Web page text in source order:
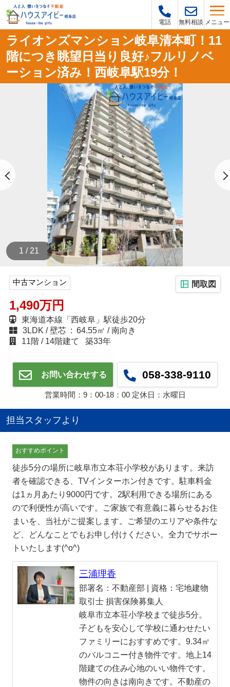
電話 無料相談 メニュー
ライオンズマンション岐阜清本町！11
階につき眺望日当り良好♪フルリノベ
ーション済み！西岐阜駅19分！
1 / 21
中古マンション 間取図
1,490万円
東海道本線「西岐阜」駅徒歩20分
3LDK
壁芯 : 64.55㎡
南向き
11階
14階建て 築33年
お問い合わせする 058-338-9110
営業時間：9：00‐18：00 定休日：水曜日
担当スタッフより
おすすめポイント
徒歩5分の場所に岐阜市立本荘小学校があります。来訪
者を確認できる、TVインターホン付きです。駐車料金
は1ヵ月あたり9000円です。2駅利用できる場所にある
ので利便性が高いです。ご家族で有意義に暮らせるお住
まいを、当社がご提案します。ご希望のエリアや条件な
ど、どんなことでもお申し付けください。全力でサポー
トいたします(^o^)
三浦理香
部署名：不動産部 | 資格：宅地建物
取引士 損害保険募集人
岐阜市立本荘小学校まで徒歩5分。
子どもを安心して学校に通わせたい
ファミリーにおすすめです。9.34㎡
のバルコニー付き物件です。地上14
階建ての住み心地のいい物件です。
物件の向きは南向きです。不動産の